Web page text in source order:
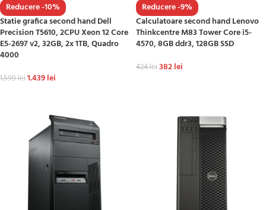
Reducere -10%
Statie grafica second hand Dell
Precision T5610, 2CPU Xeon 12 Core
E5-2697 v2, 32GB, 2x 1TB, Quadro
4000
1.599lei1.439lei
Reducere -9%
Calculatoare second hand Lenovo
Thinkcentre M83 Tower Core i5-
4570, 8GB ddr3, 128GB SSD
424lei382lei